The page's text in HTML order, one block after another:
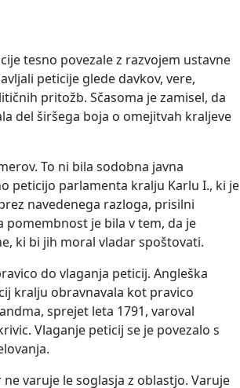
tesno povezale z razvojem ustavne
peticije glede davkov, vere,
pritožb. Sčasoma je zamisel, da
del širšega boja o omejitvah kraljeve
To ni bila sodobna javna
peticijo parlamenta kralju Karlu I., ki je
navedenega razloga, prisilni
pomembnost je bila v tem, da je
ki bi jih moral vladar spoštovati.
do vlaganja peticij. Angleška
kralju obravnavala kot pravico
sprejet leta 1791, varoval
Vlaganje peticij se je povezalo s
varuje le soglasja z oblastjo. Varuje